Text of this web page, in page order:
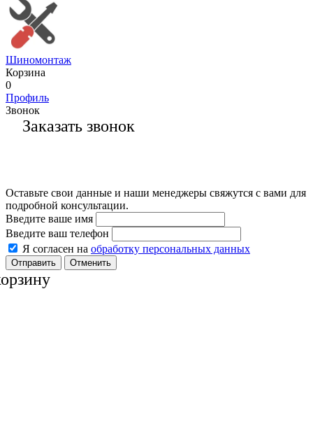
Шиномонтаж
Корзина
0
Профиль
Звонок
Заказать звонок
Оставьте свои данные и наши менеджеры свяжутся с вами для
подробной консультации.
Введите ваше имя
Введите ваш телефон
Я согласен на обработку персональных данных
Отменить